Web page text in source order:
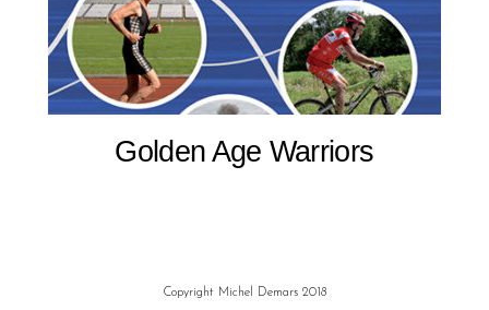
Golden Age Warriors
Copyright Michel Demars 2018